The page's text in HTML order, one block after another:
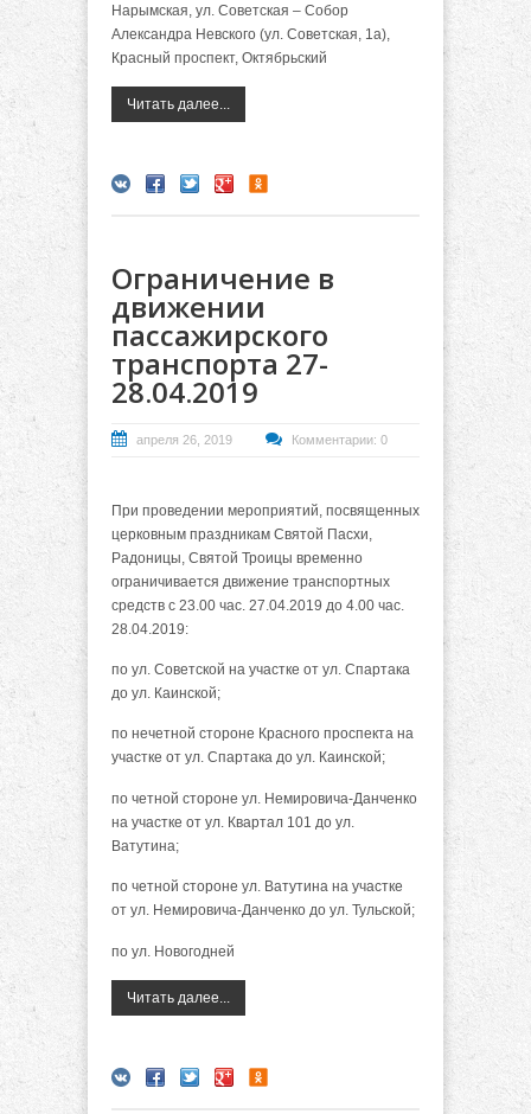
Нарымская, ул. Советская – Собор
Александра Невского (ул. Советская, 1а),
Красный проспект, Октябрьский
Читать далее...
Ограничение в
движении
пассажирского
транспорта 27-
28.04.2019
апреля 26, 2019 Комментарии: 0
При проведении мероприятий, посвященных
церковным праздникам Святой Пасхи,
Радоницы, Святой Троицы временно
ограничивается движение транспортных
средств с 23.00 час. 27.04.2019 до 4.00 час.
28.04.2019:
по ул. Советской на участке от ул. Спартака
до ул. Каинской;
по нечетной стороне Красного проспекта на
участке от ул. Спартака до ул. Каинской;
по четной стороне ул. Немировича-Данченко
на участке от ул. Квартал 101 до ул.
Ватутина;
по четной стороне ул. Ватутина на участке
от ул. Немировича-Данченко до ул. Тульской;
по ул. Новогодней
Читать далее...